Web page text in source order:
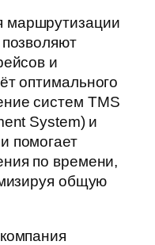
и
оптимального
систем TMS
System) и
помогает
по времени,
общую